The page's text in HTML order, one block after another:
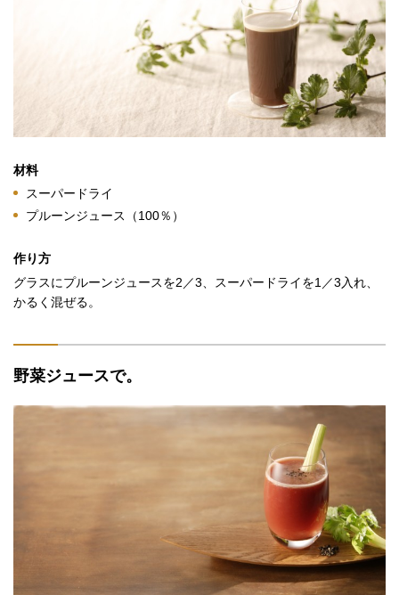
材料
スーパードライ
プルーンジュース（100％）
作り方
グラスにプルーンジュースを2／3、スーパードライを1／3入れ、
かるく混ぜる。
野菜ジュースで。